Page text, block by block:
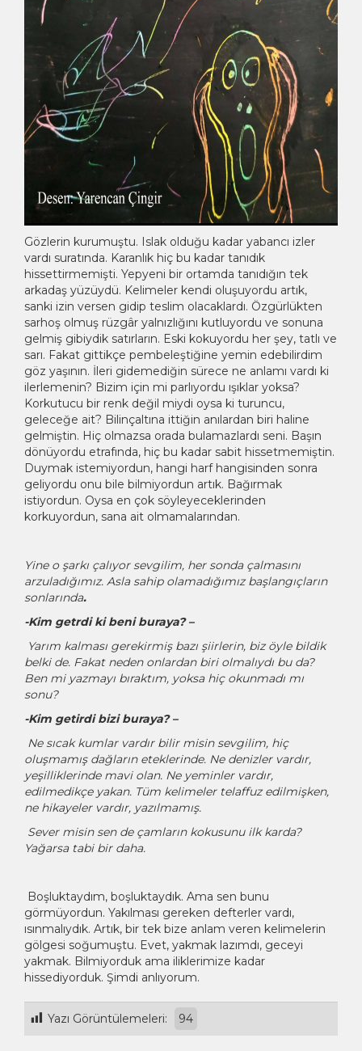
Gözlerin kurumuştu. Islak olduğu kadar yabancı izler
vardı suratında. Karanlık hiç bu kadar tanıdık
hissettirmemişti. Yepyeni bir ortamda tanıdığın tek
arkadaş yüzüydü. Kelimeler kendi oluşuyordu artık,
sanki izin versen gidip teslim olacaklardı. Özgürlükten
sarhoş olmuş rüzgâr yalnızlığını kutluyordu ve sonuna
gelmiş gibiydik satırların. Eski kokuyordu her şey, tatlı ve
sarı. Fakat gittikçe pembeleştiğine yemin edebilirdim
göz yaşının. İleri gidemediğin sürece ne anlamı vardı ki
ilerlemenin? Bizim için mi parlıyordu ışıklar yoksa?
Korkutucu bir renk değil miydi oysa ki turuncu,
geleceğe ait? Bilinçaltına ittiğin anılardan biri haline
gelmiştin. Hiç olmazsa orada bulamazlardı seni. Başın
dönüyordu etrafında, hiç bu kadar sabit hissetmemiştin.
Duymak istemiyordun, hangi harf hangisinden sonra
geliyordu onu bile bilmiyordun artık. Bağırmak
istiyordun. Oysa en çok söyleyeceklerinden
korkuyordun, sana ait olmamalarından.
Yine o şarkı çalıyor sevgilim, her sonda çalmasını
arzuladığımız. Asla sahip olamadığımız başlangıçların
sonlarında.
-Kim getrdi ki beni buraya? –
Yarım kalması gerekirmiş bazı şiirlerin, biz öyle bildik
belki de. Fakat neden onlardan biri olmalıydı bu da?
Ben mi yazmayı bıraktım, yoksa hiç okunmadı mı
sonu?
-Kim getirdi bizi buraya? –
Ne sıcak kumlar vardır bilir misin sevgilim, hiç
oluşmamış dağların eteklerinde. Ne denizler vardır,
yeşilliklerinde mavi olan. Ne yeminler vardır,
edilmedikçe yakan. Tüm kelimeler telaffuz edilmişken,
ne hikayeler vardır, yazılmamış.
Sever misin sen de çamların kokusunu ilk karda?
Yağarsa tabi bir daha.
Boşluktaydım, boşluktaydık. Ama sen bunu
görmüyordun. Yakılması gereken defterler vardı,
ısınmalıydık. Artık, bir tek bize anlam veren kelimelerin
gölgesi soğumuştu. Evet, yakmak lazımdı, geceyi
yakmak. Bilmiyorduk ama iliklerimize kadar
hissediyorduk. Şimdi anlıyorum.
Yazı Görüntülemeleri: 94